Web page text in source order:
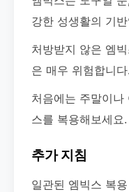
강한 성생활의 기
처방받지 않은 엠
은 매우 위험합니다.
처음에는 주말이나
스를 복용해보세요.
추가 지침
일관된 엠빅스 복